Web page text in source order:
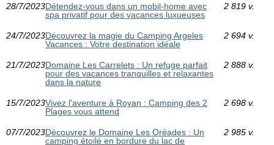
28/7/2023Détendez-vous dans un mobil-home avec
spa privatif pour des vacances luxueuses
2 819 v.
24/7/2023Découvrez la magie du Camping Argeles
Vacances : Votre destination idéale
2 694 v.
21/7/2023Domaine Les Carrelets : Un refuge parfait
pour des vacances tranquilles et relaxantes
dans la nature
2 888 v.
15/7/2023Vivez l'aventure à Royan : Camping des 2
Plages vous attend
2 698 v.
07/7/2023Découvrez le Domaine Les Oréades : Un
camping étoilé en bordure du lac de
2 985 v.